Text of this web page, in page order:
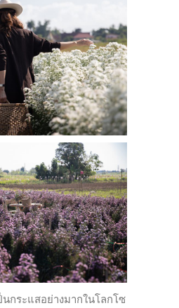
กระแสอย่างมากในโลกโซ